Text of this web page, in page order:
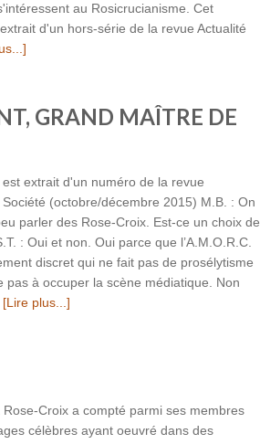
au Rosicrucianisme. Cet
d'un hors-série de la revue Actualité
GRAND MAÎTRE DE
extrait d'un numéro de la revue
(octobre/décembre 2015) M.B. : On
parler des Rose-Croix. Est-ce un choix de
: Oui et non. Oui parce que l’A.M.O.R.C.
discret qui ne fait pas de prosélytisme
pas à occuper la scène médiatique. Non
[Lire plus...]
Croix a compté parmi ses membres
célèbres ayant oeuvré dans des